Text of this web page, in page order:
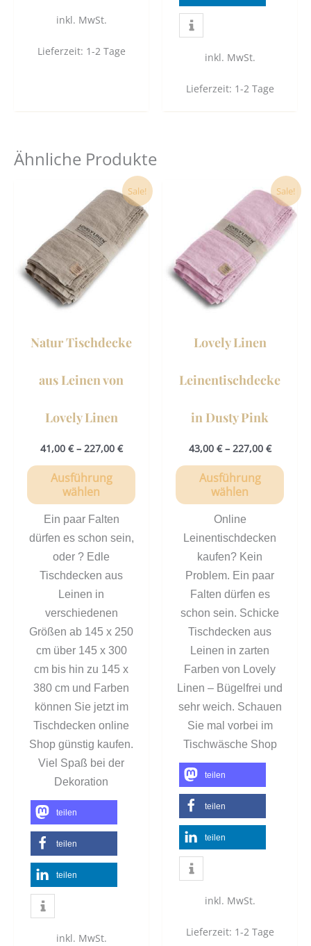
inkl. MwSt.
Lieferzeit: 1-2 Tage inkl. MwSt.
Lieferzeit: 1-2 Tage
Ähnliche Produkte
Sale!
Natur Tischdecke
aus Leinen von
Lovely Linen
41,00 €– 227,00 €
Ausführung
wählen
Dieses
Produkt
weist
Varianten
Produktseite
Ein paar Falten
dürfen es schon sein,
oder ? Edle
Tischdecken aus
Leinen in
verschiedenen
Größen ab 145 x 250
cm über 145 x 300
cm bis hin zu 145 x
380 cm und Farben
können Sie jetzt im
Tischdecken online
Shop günstig kaufen.
Viel Spaß bei der
Dekoration
teilen
teilen
teilen
inkl. MwSt.
Sale!
Lovely Linen
Leinentischdecke
in Dusty Pink
43,00 €– 227,00 €
Ausführung
wählen
weist
Online
Leinentischdecken
kaufen? Kein
Problem. Ein paar
Falten dürfen es
schon sein. Schicke
Tischdecken aus
Leinen in zarten
Farben von Lovely
Linen – Bügelfrei und
sehr weich. Schauen
Sie mal vorbei im
Tischwäsche Shop
teilen
teilen
teilen
inkl. MwSt.
Lieferzeit: 1-2 Tage